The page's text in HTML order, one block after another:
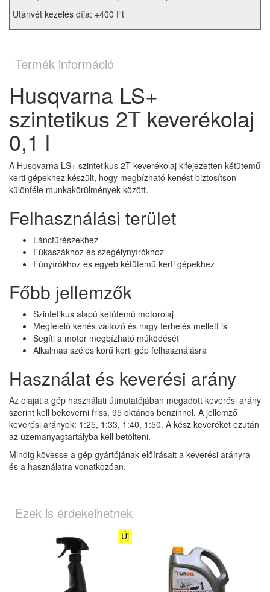
Utánvét kezelés díja: +400 Ft
Termék információ
Husqvarna LS+
szintetikus 2T keverékolaj
0,1 l
A Husqvarna LS+ szintetikus 2T keverékolaj kifejezetten kétütemű
kerti gépekhez készült, hogy megbízható kenést biztosítson
különféle munkakörülmények között.
Felhasználási terület
Láncfűrészekhez
Fűkaszákhoz és szegélynyírókhoz
Fűnyírókhoz és egyéb kétütemű kerti gépekhez
Főbb jellemzők
Szintetikus alapú kétütemű motorolaj
Megfelelő kenés változó és nagy terhelés mellett is
Segíti a motor megbízható működését
Alkalmas széles körű kerti gép felhasználásra
Használat és keverési arány
Az olajat a gép használati útmutatójában megadott keverési arány
szerint kell bekeverni friss, 95 oktános benzinnel. A jellemző
keverési arányok: 1:25, 1:33, 1:40, 1:50. A kész keveréket ezután
az üzemanyagtartályba kell betölteni.
Mindig kövesse a gép gyártójának előírásait a keverési arányra
és a használatra vonatkozóan.
Ezek is érdekelhetnek
Új